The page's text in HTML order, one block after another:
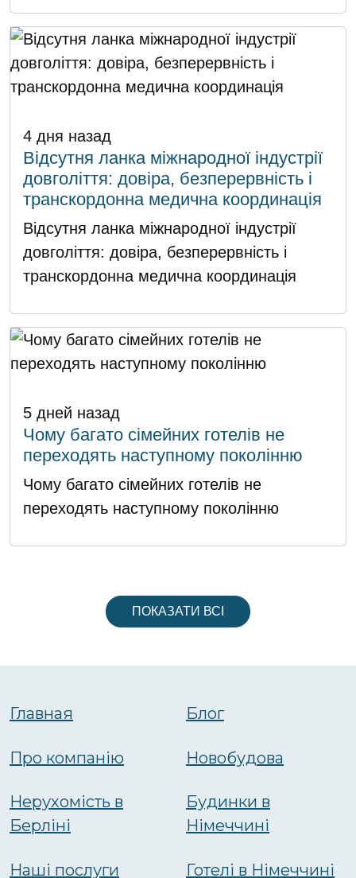
4 дня назад
Відсутня ланка міжнародної індустрії
довголіття: довіра, безперервність і
транскордонна медична координація
Відсутня ланка міжнародної індустрії
довголіття: довіра, безперервність і
транскордонна медична координація
5 дней назад
Чому багато сімейних готелів не
переходять наступному поколінню
Чому багато сімейних готелів не
переходять наступному поколінню
ПОКАЗАТИ ВСІ
Главная
Про компанію
Нерухомість в
Берліні
Наші послуги
Блог
Новобудова
Будинки в
Німеччині
Готелі в Німеччині